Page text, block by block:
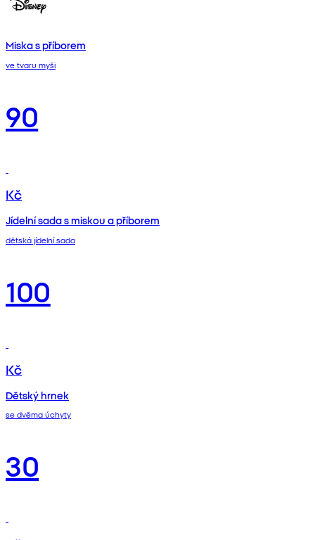
Miska s příborem
ve tvaru myši
90
Kč
Jídelní sada s miskou a příborem
dětská jídelní sada
100
Kč
Dětský hrnek
se dvěma úchyty
30